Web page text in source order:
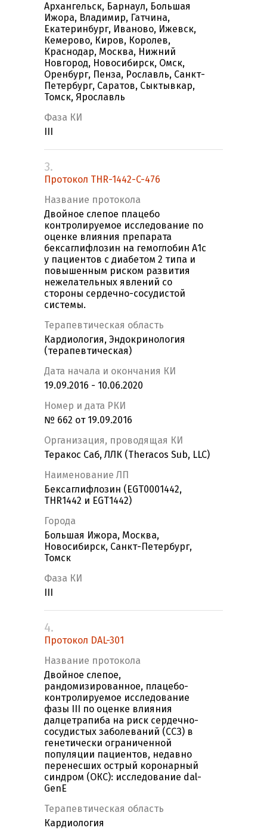
Архангельск, Барнаул, Большая
Ижора, Владимир, Гатчина,
Екатеринбург, Иваново, Ижевск,
Кемерово, Киров, Королев,
Краснодар, Москва, Нижний
Новгород, Новосибирск, Омск,
Оренбург, Пенза, Рославль, Санкт-
Петербург, Саратов, Сыктывкар,
Томск, Ярославль
Фаза КИ
3.
Протокол THR-1442-C-476
Название протокола
Двойное слепое плацебо
контролируемое исследование по
оценке влияния препарата
бексаглифлозин на гемоглобин А1с
у пациентов с диабетом 2 типа и
повышенным риском развития
нежелательных явлений со
стороны сердечно-сосудистой
системы.
Терапевтическая область
Кардиология, Эндокринология
(терапевтическая)
Дата начала и окончания КИ
19.09.2016 - 10.06.2020
Номер и дата РКИ
№ 662 от 19.09.2016
Организация, проводящая КИ
Теракос Саб, ЛЛК (Theracos Sub, LLC)
Наименование ЛП
Бексаглифлозин (EGT0001442,
THR1442 и EGT1442)
Города
Большая Ижора, Москва,
Новосибирск, Санкт-Петербург,
Томск
Фаза КИ
4.
Протокол DAL-301
Название протокола
Двойное слепое,
рандомизированное, плацебо-
контролируемое исследование
фазы III по оценке влияния
далцетрапиба на риск сердечно-
сосудистых заболеваний (ССЗ) в
генетически ограниченной
популяции пациентов, недавно
перенесших острый коронарный
синдром (ОКС): исследование dal-
GenE
Терапевтическая область
Кардиология